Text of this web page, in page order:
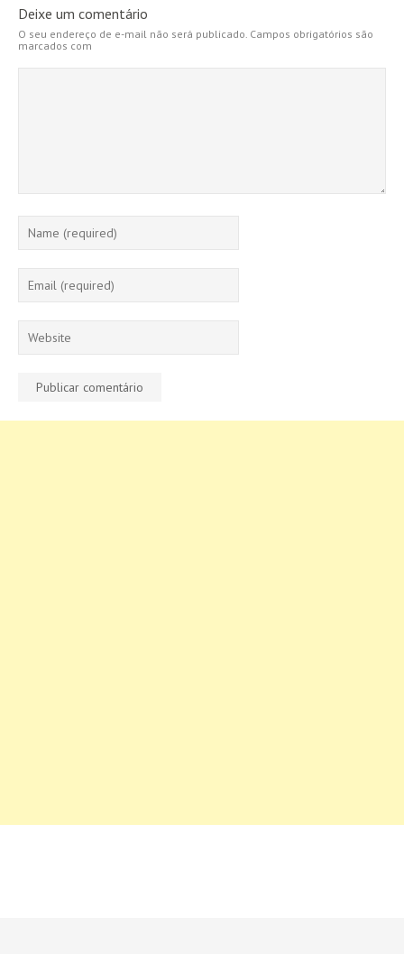
Deixe um comentário
O seu endereço de e-mail não será publicado. Campos obrigatórios são
marcados com